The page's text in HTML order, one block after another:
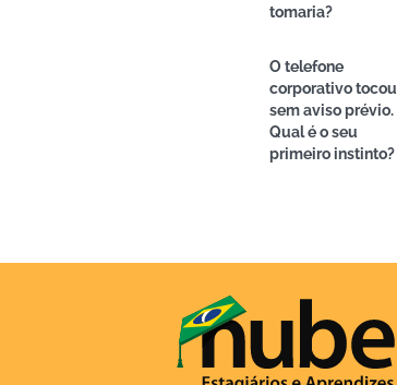
tomaria?
O telefone
corporativo tocou
sem aviso prévio.
Qual é o seu
primeiro instinto?